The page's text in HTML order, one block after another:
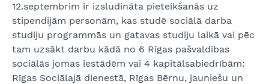
12.septembrim ir izsludināta pieteikšanās uz
stipendijām personām, kas studē sociālā darba
studiju programmās un gatavas studiju laikā vai pēc
tam uzsākt darbu kādā no 6 Rīgas pašvaldības
sociālās jomas iestādēm vai 4 kapitālsabiedrībām:
Rīgas Sociālajā dienestā, Rīgas Bērnu, jauniešu un